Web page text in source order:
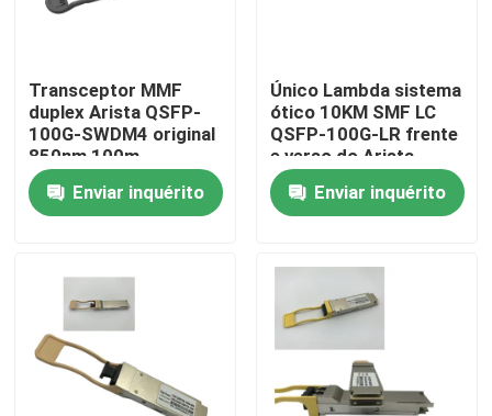
Contacte-nos
Notícia
Módulo óptico 400G/800G
módulo de 100G QSFP28
Transceptor MMF
duplex Arista QSFP-
100G-SWDM4 original
850nm 100m
70m/OM3 100m/OM4
Enviar inquérito
Único Lambda sistema
ótico 10KM SMF LC
QSFP-100G-LR frente
e verso do Arista
QSFP28 100G PAM4
Enviar inquérito